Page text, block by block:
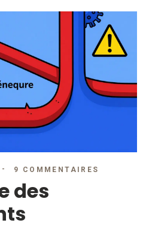
9 COMMENTAIRES
des